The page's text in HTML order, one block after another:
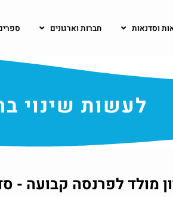
וסדנאות חברות וארגונים
לעשות שינוי
מולד לפרנסה קבועה -